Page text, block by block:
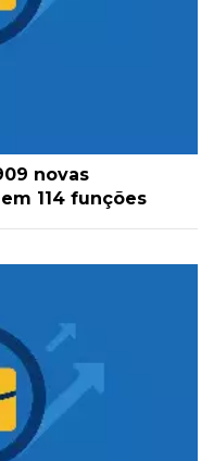
novas
114 funções